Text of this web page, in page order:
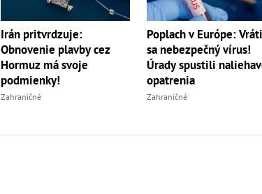
Irán pritvrdzuje:
Obnovenie plavby cez
Hormuz má svoje
podmienky!
Zahraničné
Poplach v Európe:
sa nebezpečný vírus!
Úrady spustili
opatrenia
Zahraničné